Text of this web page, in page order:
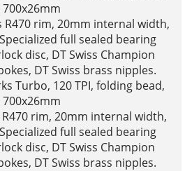
R470 rim, 20mm internal width,
full sealed bearing
disc, DT Swiss Champion
DT Swiss brass nipples.
Turbo, 120 TPI, folding bead,
R470 rim, 20mm internal width,
full sealed bearing
disc, DT Swiss Champion
DT Swiss brass nipples.